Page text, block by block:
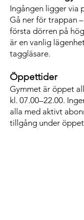
Ingången ligger via
Gå ner för trappan
första dörren på
är en vanlig
taggläsare.
Öppettider
Gymmet är öppet
kl. 07.00–22.00.
alla med aktivt
tillgång under